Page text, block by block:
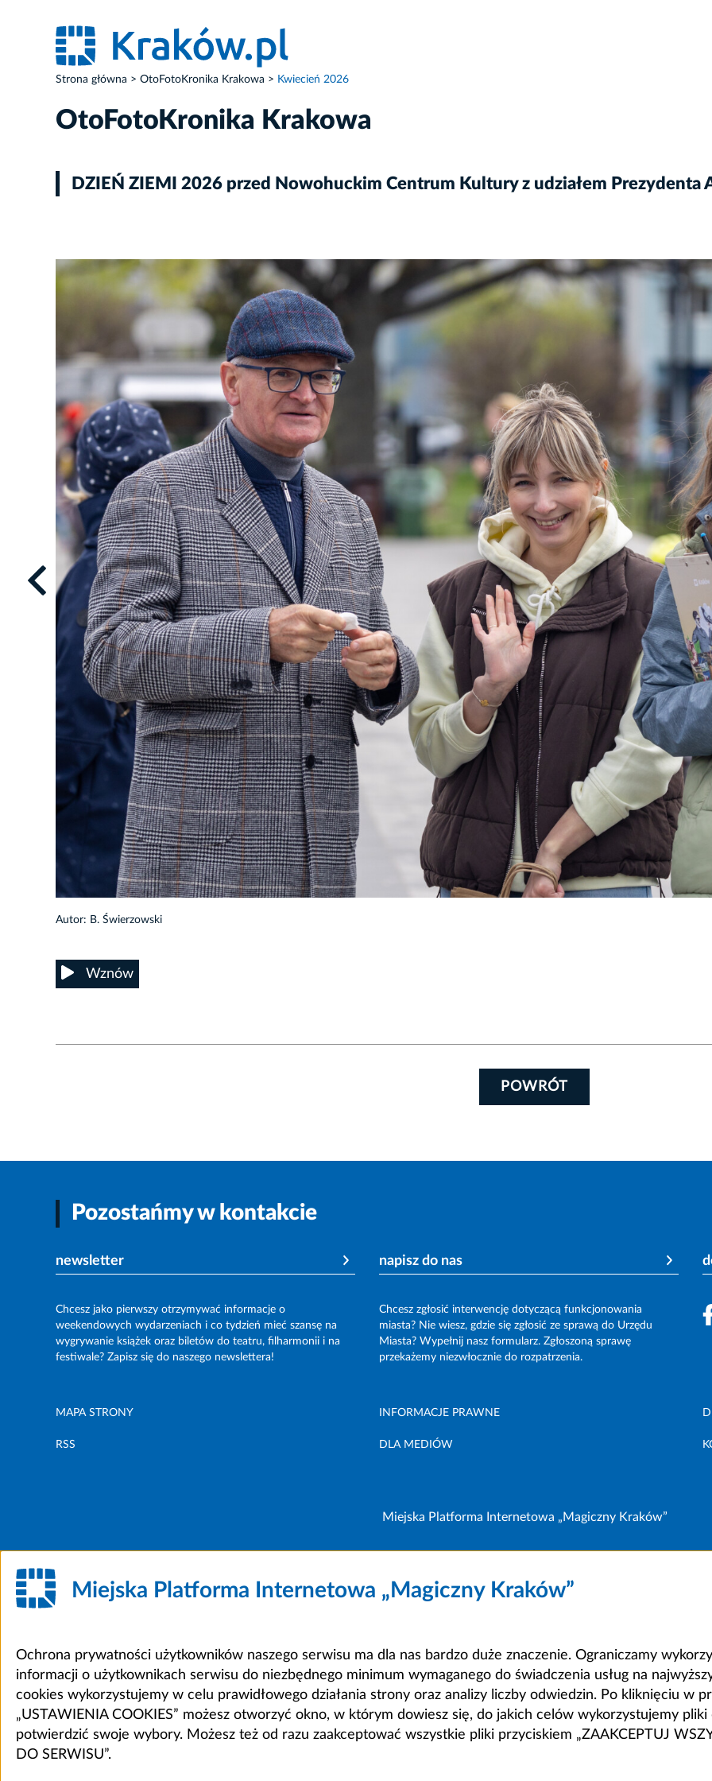
Strona główna OtoFotoKronika Krakowa Kwiecień 2026
OtoFotoKronika Krakowa
DZIEŃ ZIEMI 2026 przed Nowohuckim Centrum Kultury z udziałem Prezydenta
Autor: B. Świerzowski
Wznów
POWRÓT
Pozostańmy w kontakcie
newsletter
Chcesz jako pierwszy otrzymywać informacje o
weekendowych wydarzeniach i co tydzień mieć szansę na
wygrywanie książek oraz biletów do teatru, filharmonii i na
festiwale? Zapisz się do naszego newslettera!
napisz do nas
Chcesz zgłosić interwencję dotyczącą funkcjonowania
miasta? Nie wiesz, gdzie się zgłosić ze sprawą do Urzędu
Miasta? Wypełnij nasz formularz. Zgłoszoną sprawę
przekażemy niezwłocznie do rozpatrzenia.
MAPA STRONY INFORMACJE PRAWNE
RSS DLA MEDIÓW
Miejska Platforma Internetowa „Magiczny Kraków”
Miejska Platforma Internetowa „Magiczny Kraków”
Ochrona prywatności użytkowników naszego serwisu ma dla nas bardzo duże znaczenie. Ograniczamy
informacji o użytkownikach serwisu do niezbędnego minimum wymaganego do świadczenia usług na
cookies wykorzystujemy w celu prawidłowego działania strony oraz analizy liczby odwiedzin. Po kliknięciu w
„USTAWIENIA COOKIES” możesz otworzyć okno, w którym dowiesz się, do jakich celów wykorzystujemy pliki
potwierdzić swoje wybory. Możesz też od razu zaakceptować wszystkie pliki przyciskiem „ZAAKCEPTUJ
DO SERWISU”.